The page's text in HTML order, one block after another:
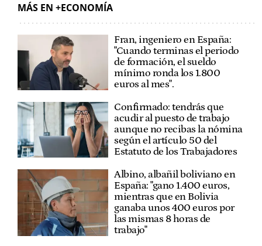
MÁS EN +ECONOMÍA
Fran, ingeniero en España:
"Cuando terminas el periodo
de formación, el sueldo
mínimo ronda los 1.800
euros al mes".
Confirmado: tendrás que
acudir al puesto de trabajo
aunque no recibas la nómina
según el artículo 50 del
Estatuto de los Trabajadores
Albino, albañil boliviano en
España: "gano 1.400 euros,
mientras que en Bolivia
ganaba unos 400 euros por
las mismas 8 horas de
trabajo"